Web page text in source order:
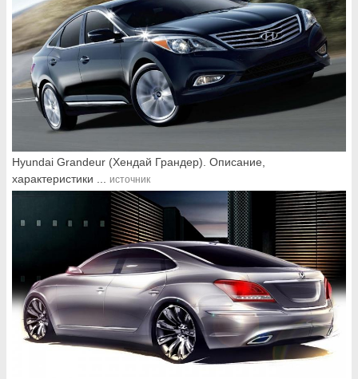
Hyundai Grandeur (Хендай Грандер). Описание,
характеристики ...
источник